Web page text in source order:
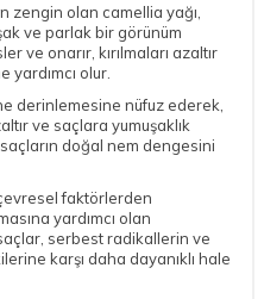
zengin olan camellia yağı,
ve parlak bir görünüm
ve onarır, kırılmaları azaltır
yardımcı olur.
derinlemesine nüfuz ederek,
ve saçlara yumuşaklık
doğal nem dengesini
faktörlerden
yardımcı olan
serbest radikallerin ve
karşı daha dayanıklı hale